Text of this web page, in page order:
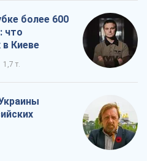
более 600
что
в Киеве
1,7 т.